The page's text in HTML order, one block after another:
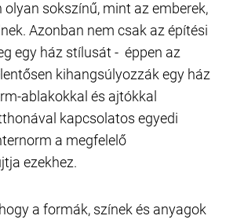
olyan sokszínű, mint az emberek,
Azonban nem csak az építési
egy ház stílusát - éppen az
kihangsúlyozzák egy ház
ablakokkal és ajtókkal
kapcsolatos egyedi
a megfelelő
ezekhez.
a formák, színek és anyagok